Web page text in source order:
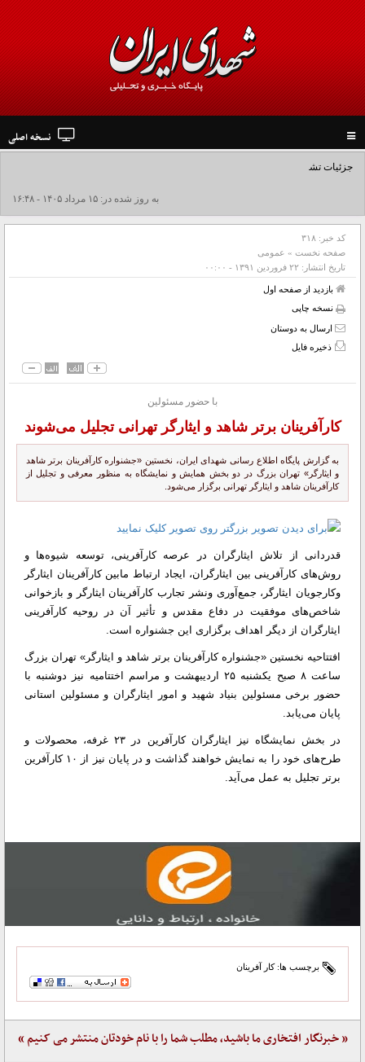
navigation
نسخه اصلی
جزئیات تشییع پیکر مطهر رهبر شهید در نجف و کربلا
به روز شده در: ۱۵ مرداد ۱۴۰۵ - ۱۶:۴۸
کد خبر: ۳۱۸
صفحه نخست » عمومی
تاریخ انتشار: ۲۲ فروردين ۱۳۹۱ - ۰۰:۰۰
بازدید از صفحه اول
نسخه چاپی
ارسال به دوستان
ذخیره فایل
با حضور مسئولین
کارآفرینان برتر شاهد و ایثارگر تهرانی تجلیل می‌شوند
به گزارش پایگاه اطلاع رسانی شهدای ایران، نخستین «جشنواره کارآفرینان برتر شاهد
و ایثارگر» تهران بزرگ در دو بخش همایش و نمایشگاه به منظور معرفی و تجلیل از
کارآفرینان شاهد و ایثارگر تهرانی برگزار می‌شود.
قدردانی از تلاش ایثارگران در عرصه کارآفرینی، توسعه شیوه‌ها و
روش‌های کارآفرینی بین ایثارگران، ایجاد ارتباط مابین کارآفرینان ایثارگر
وکارجویان ایثارگر، جمع‌‌‌‌‌‌‌آوری ونشر تجارب کارآفرینان ایثارگر و بازخوانی
شاخص‌‌‌های موفقیت در دفاع مقدس و تأثیر آن در روحیه کارآفرینی
ایثارگران از دیگر اهداف برگزاری این جشنواره است.
افتتاحیه نخستین «جشنواره کارآفرینان برتر شاهد و ایثارگر» تهران بزرگ
ساعت ۸ صبح یکشنبه ۲۵ اردیبهشت و مراسم اختتامیه نیز دوشنبه با
حضور برخی مسئولین بنیاد شهید و امور ایثارگران و مسئولین استانی
پایان می‌یابد.
در بخش نمایشگاه نیز ایثارگران کارآفرین در ۲۳ غرفه، محصولات و
طرح‌های خود را به نمایش خواهند گذاشت و در پایان نیز از ۱۰ کار‌‌‌‌آفرین
برتر تجلیل به عمل می‌آید.
برچسب ها:کار آفرینان
« خبرنگار افتخاری ما باشید، مطلب شما را با نام خودتان منتشر می کنیم »